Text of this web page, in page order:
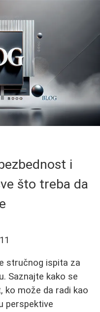
i
što treba da
stručnog ispita za
Saznajte kako se
ko može da radi kao
perspektive